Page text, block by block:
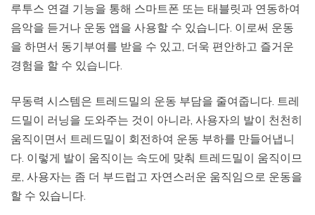
루투스 연결 기능을 통해 스마트폰 또는 태블릿과 연동하여
음악을 듣거나 운동 앱을 사용할 수 있습니다. 이로써 운동
을 하면서 동기부여를 받을 수 있고, 더욱 편안하고 즐거운
경험을 할 수 있습니다.
무동력 시스템은 트레드밀의 운동 부담을 줄여줍니다. 트레
드밀이 러닝을 도와주는 것이 아니라, 사용자의 발이 천천히
움직이면서 트레드밀이 회전하여 운동 부하를 만들어냅니
다. 이렇게 발이 움직이는 속도에 맞춰 트레드밀이 움직이므
로, 사용자는 좀 더 부드럽고 자연스러운 움직임으로 운동을
할 수 있습니다.